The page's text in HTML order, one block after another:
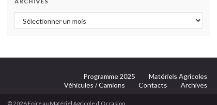
Archives
Programme 2025
Matériels Agricoles
Véhicules / Camions
Contacts Archives
© 2026 Foire au Matériel Agricole d'Occasion.